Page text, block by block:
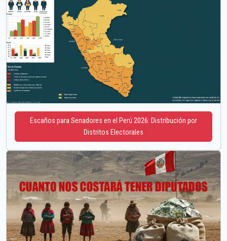
Escaños para Senadores en el Perú 2026: Distribución por
Distritos Electorales